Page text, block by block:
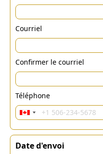
Courriel
Confirmer le courriel
Téléphone
Date d'envoi